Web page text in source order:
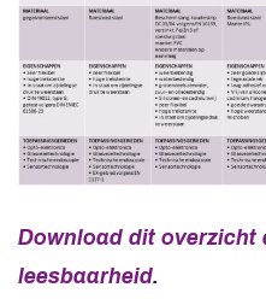
Download dit overzicht
leesbaarheid.